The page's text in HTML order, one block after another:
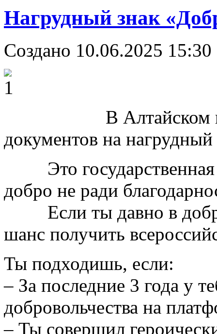
Нагрудный знак
Создано 10.06.2025 15:30
В Алтайском крае
документов на
Это государственная
добро не ради
Если ты давно в
шанс получить
Ты подходишь, если:
– За последние 3 года у
добровольчества на
– Ты совершил